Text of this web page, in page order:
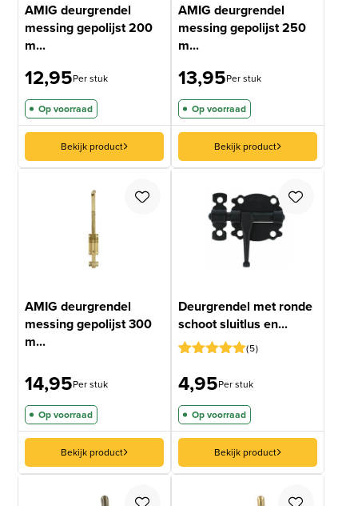
AMIG deurgrendel
messing gepolijst 200
m...
12,95Per stuk
Op voorraad
Bekijk product
AMIG deurgrendel
messing gepolijst 250
m...
13,95Per stuk
Op voorraad
Bekijk product
AMIG deurgrendel
messing gepolijst 300
m...
14,95Per stuk
Op voorraad
Bekijk product
Deurgrendel met ronde
schoot sluitlus en...
5op 5
gebaseerd
op
klantbeoordelingen
5
4,95Per stuk
Op voorraad
Bekijk product